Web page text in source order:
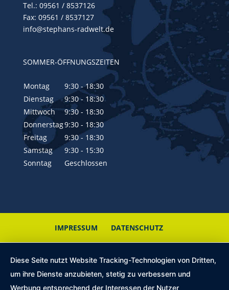
Tel.: 09561 / 8537126
Fax: 09561 / 8537127
info@stephans-radwelt.de
SOMMER-ÖFFNUNGSZEITEN
Montag
9:30 - 18:30
Dienstag
9:30 - 18:30
Mittwoch
9:30 - 18:30
Donnerstag9:30 - 18:30
Freitag
9:30 - 18:30
Samstag
9:30 - 15:30
Sonntag
Geschlossen
IMPRESSUM DATENSCHUTZ
Diese Seite nutzt Website Tracking-Technologien von Dritten,
um ihre Dienste anzubieten, stetig zu verbessern und
Werbung entsprechend der Interessen der Nutzer